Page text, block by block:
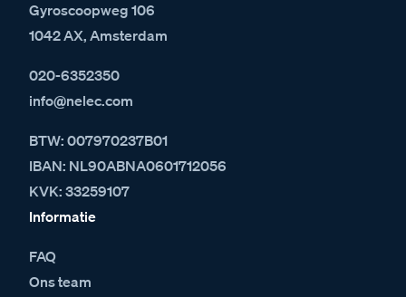
Gyroscoopweg 106
1042 AX, Amsterdam
020-6352350
info@nelec.com
BTW: 007970237B01
IBAN: NL90ABNA0601712056
KVK: 33259107
Informatie
FAQ
Ons team